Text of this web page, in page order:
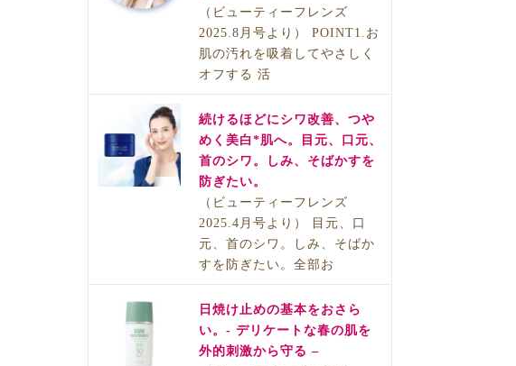
（ビューティーフレンズ
2025.8月号より） POINT1.お
肌の汚れを吸着してやさしく
オフする 活
続けるほどにシワ改善、つや
めく美白*肌へ。目元、口元、
首のシワ。しみ、そばかすを
防ぎたい。
（ビューティーフレンズ
2025.4月号より） 目元、口
元、首のシワ。しみ、そばか
すを防ぎたい。全部お
日焼け止めの基本をおさら
い。- デリケートな春の肌を
外的刺激から守る –